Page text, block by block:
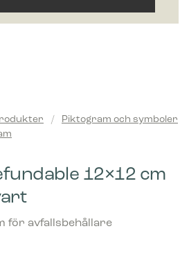
/
Piktogram och symboler
12×12 cm
för avfallsbehållare